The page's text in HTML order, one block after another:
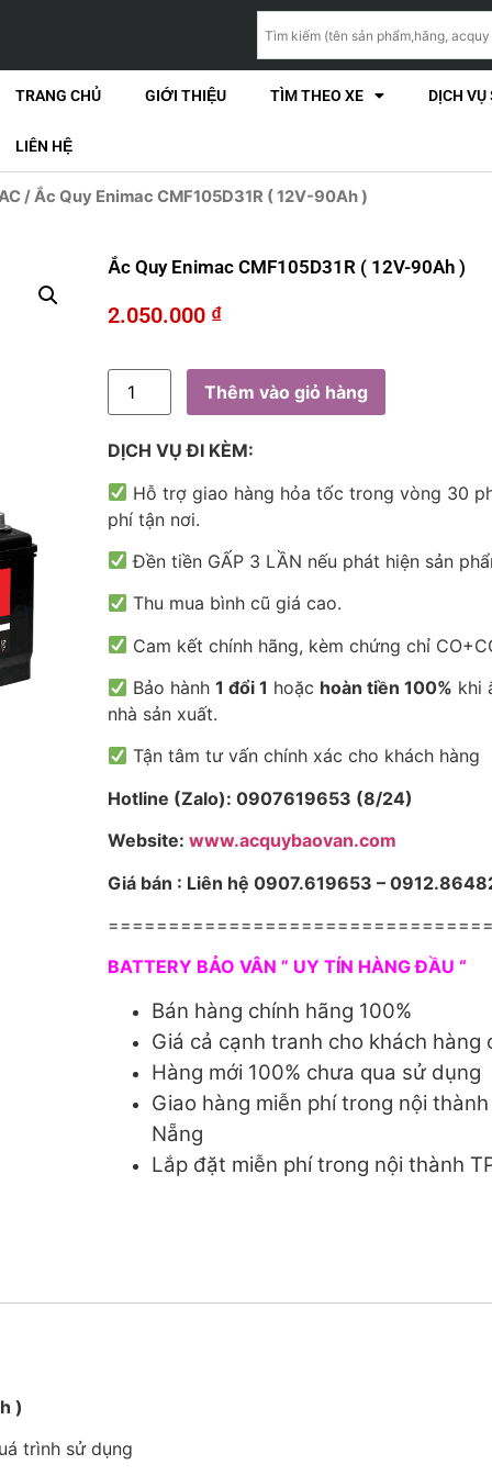
TRANG CHỦ GIỚI THIỆU TÌM THEO XE DỊCH
LIÊN HỆ
/ Ắc Quy Enimac CMF105D31R ( 12V-90Ah )
Ắc Quy Enimac CMF105D31R ( 12V-90Ah )
2.050.000 ₫
Thêm vào giỏ hàng
DỊCH VỤ ĐI KÈM:
Hỗ trợ giao hàng hỏa tốc trong vòng 30
phí tận nơi.
Đền tiền GẤP 3 LẦN nếu phát hiện sản
Thu mua bình cũ giá cao.
Cam kết chính hãng, kèm chứng chỉ
Bảo hành1 đổi 1 hoặc hoàn tiền 100% khi
nhà sản xuất.
Tận tâm tư vấn chính xác cho khách hàng
Hotline (Zalo): 0907619653 (8/24)
Website:www.acquybaovan.com
Giá bán : Liên hệ 0907.619653 –
BATTERY BẢO VÂN ” UY TÍN HÀNG ĐẦU “
Bán hàng chính hãng 100%
Giá cả cạnh tranh cho khách hàng
Hàng mới 100% chưa qua sử dụng
Giao hàng miễn phí trong nội
Nẵng
Lắp đặt miễn phí trong nội thành
)
trình sử dụng